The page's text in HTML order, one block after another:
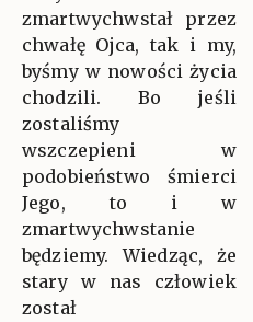
zmartwychwstał przez
chwałę Ojca, tak i my,
byśmy w nowości życia
chodzili. Bo jeśli
zostaliśmy
wszczepieni w
podobieństwo śmierci
Jego, to i w
zmartwychwstanie
będziemy. Wiedząc, że
stary w nas człowiek
został